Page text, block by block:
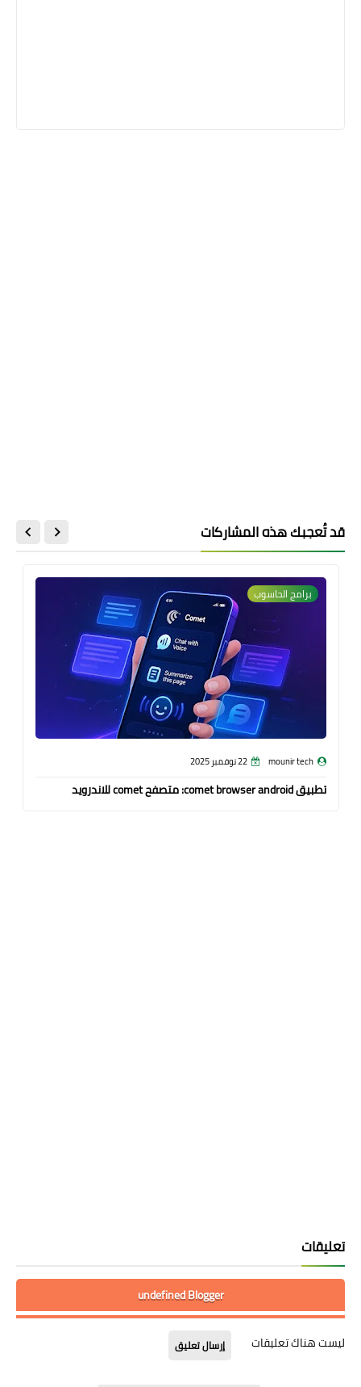
قد تُعجبك هذه المشاركات
برامج الحاسوب
mounir tech 22 نوفمبر 2025
تطبيق comet browser android: متصفح comet للاندرويد
تعليقات
undefined Blogger
ليست هناك تعليقات إرسال تعليق